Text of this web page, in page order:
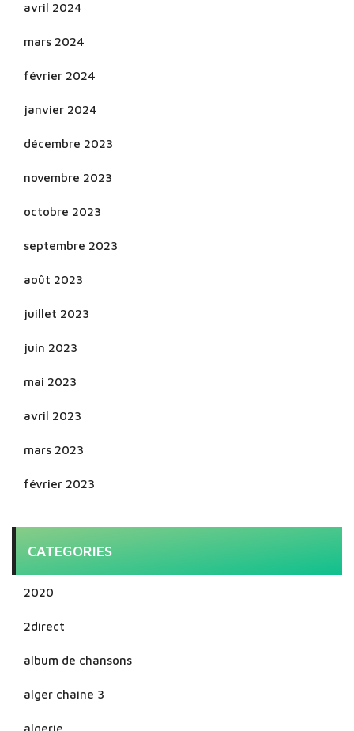
avril 2024
mars 2024
février 2024
janvier 2024
décembre 2023
novembre 2023
octobre 2023
septembre 2023
août 2023
juillet 2023
juin 2023
mai 2023
avril 2023
mars 2023
février 2023
CATEGORIES
2020
2direct
album de chansons
alger chaine 3
algerie